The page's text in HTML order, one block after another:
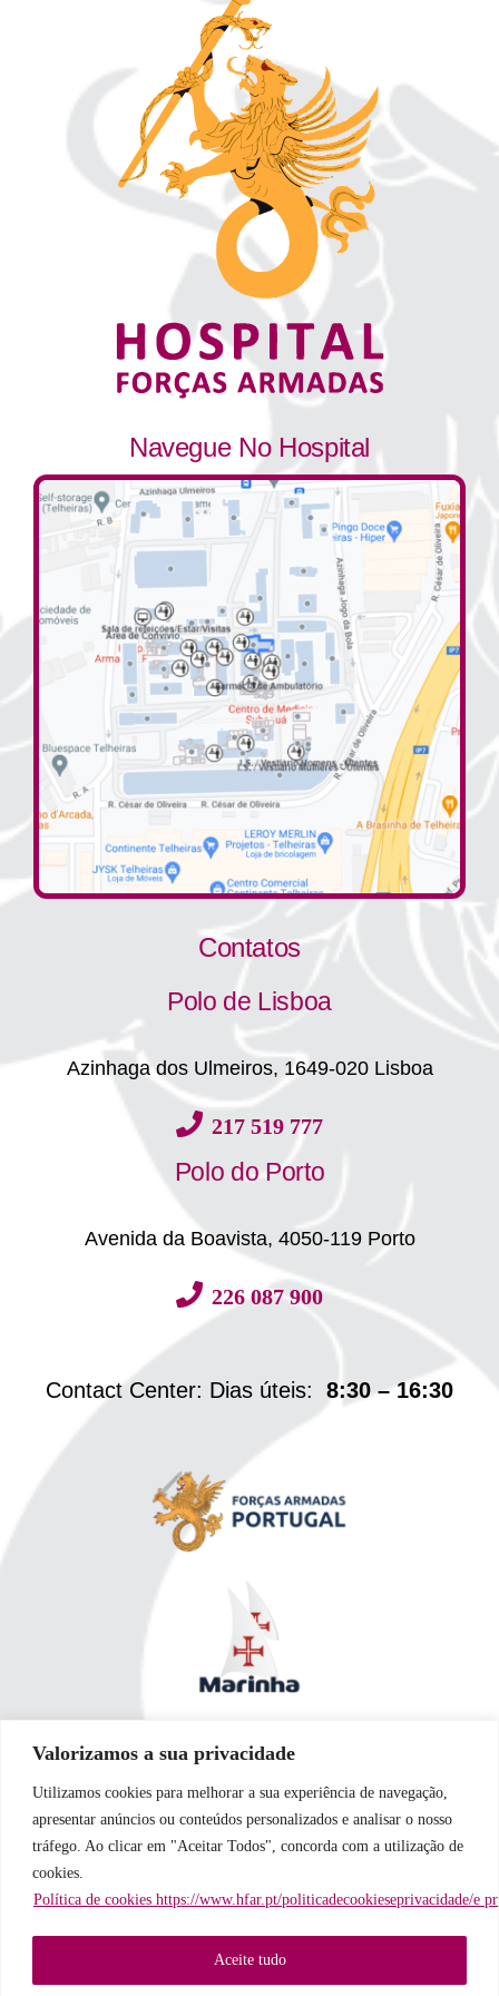
Valorizamos a sua privacidade
Utilizamos cookies para melhorar a sua experiência de navegação,
apresentar anúncios ou conteúdos personalizados e analisar o nosso
tráfego. Ao clicar em "Aceitar Todos", concorda com a utilização de
cookies.
Política de cookies https://www.hfar.pt/politicadecookieseprivacidade/e
Aceite tudo
Navegue No Hospital
Contatos
Polo de Lisboa
Azinhaga dos Ulmeiros, 1649-020 Lisboa
217 519 777
Polo do Porto
Avenida da Boavista, 4050-119 Porto
226 087 900
Contact Center: Dias úteis: 8:30 – 16:30